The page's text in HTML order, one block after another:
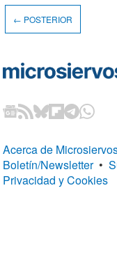
← POSTERIOR
Acerca de
Boletín/Newsletter •
Privacidad y Cookies